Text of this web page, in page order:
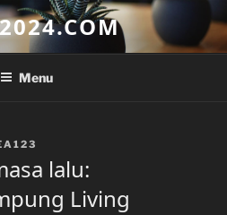
Menu
lalu:
Living